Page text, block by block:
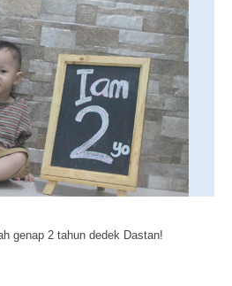
genap 2 tahun dedek Dastan!